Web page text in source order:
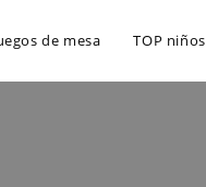
de mesa TOP niños